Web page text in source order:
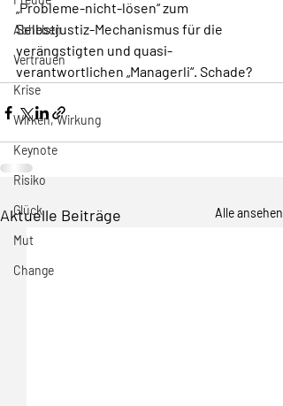
Abheben
Vertrauen
Krise
Wirken, Wirkung
Keynote
Risiko
Glück
Mut
Change
„Probleme-nicht-lösen“ zum
Selbstjustiz-Mechanismus für die
verängstigten und quasi-
verantwortlichen „Managerli“. Schade?
Aktuelle Beiträge Alle ansehen